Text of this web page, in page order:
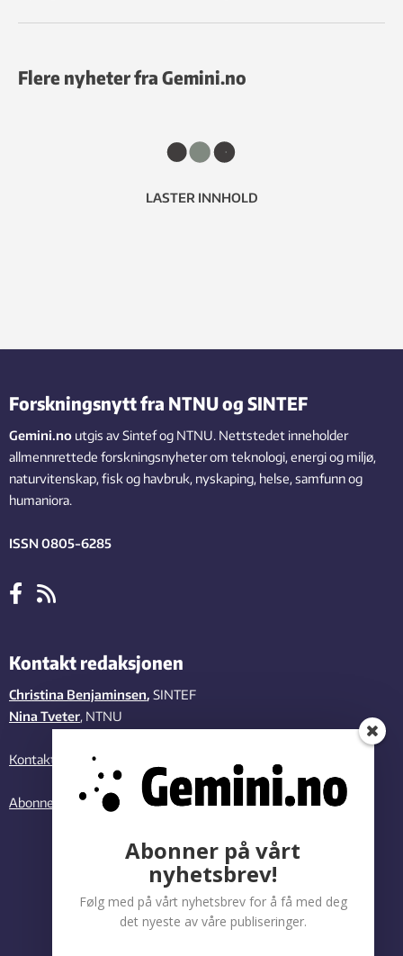
Flere nyheter fra Gemini.no
LASTER INNHOLD
Forskningsnytt fra NTNU og SINTEF
Gemini.no utgis av Sintef og NTNU. Nettstedet inneholder
allmennrettede forskningsnyheter om teknologi, energi og miljø,
naturvitenskap, fisk og havbruk, nyskaping, helse, samfunn og
humaniora.
ISSN 0805-6285
Kontakt redaksjonen
Christina Benjaminsen, SINTEF
Nina Tveter, NTNU
Kontakt oss
Abonner på vårt nyhetsbrev
Abonner på vårt
nyhetsbrev!
Følg med på vårt nyhetsbrev for å få med deg
det nyeste av våre publiseringer.